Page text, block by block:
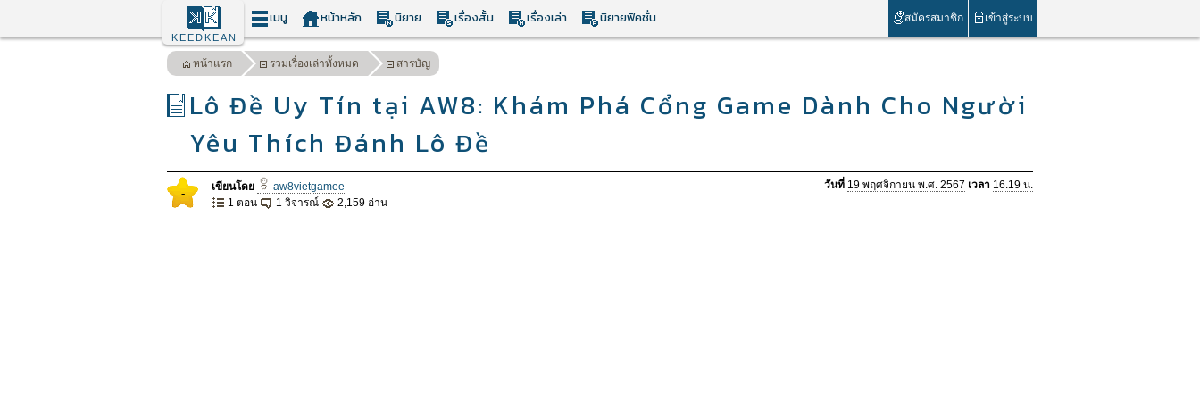
KEEDKEAN
เมนู หน้าหลัก นิยาย เรื่องสั้น เรื่องเล่า นิยายฟิคชั่น สมัครสมาชิก เข้าสู่ระบบ
หน้าแรก รวมเรื่องเล่าทั้งหมด สารบัญ
Lô Đề Uy Tín tại AW8: Khám Phá Cổng Game Dành Cho Người
Yêu Thích Đánh Lô Đề
- เขียนโดย aw8vietgamee วันที่ 19 พฤศจิกายน พ.ศ. 2567 เวลา 16.19 น.
1 ตอน
1 วิจารณ์ 2,159 อ่าน